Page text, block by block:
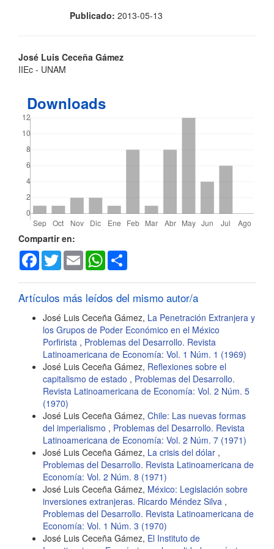
Publicado: 2013-05-13
Contenido
del
artículo
José Luis Ceceña Gámez
IIEc - UNAM
Downloads
Detalles
del
artículo
Compartir en:
Facebook
TwitterEmail WhatsApp
Artículos más leídos del mismo autor/a
José Luis Ceceña Gámez, La Penetración Extranjera y
los Grupos de Poder Económico en el México
Porfirista , Problemas del Desarrollo. Revista
Latinoamericana de Economía: Vol. 1 Núm. 1 (1969)
José Luis Ceceña Gámez, Reflexiones sobre el
capitalismo de estado , Problemas del Desarrollo.
Revista Latinoamericana de Economía: Vol. 2 Núm. 5
(1970)
José Luis Ceceña Gámez, Chile: Las nuevas formas
del imperialismo , Problemas del Desarrollo. Revista
Latinoamericana de Economía: Vol. 2 Núm. 7 (1971)
José Luis Ceceña Gámez, La crisis del dólar ,
Problemas del Desarrollo. Revista Latinoamericana de
Economía: Vol. 2 Núm. 8 (1971)
José Luis Ceceña Gámez, México: Legislación sobre
inversiones extranjeras. Ricardo Méndez Silva ,
Problemas del Desarrollo. Revista Latinoamericana de
Economía: Vol. 1 Núm. 3 (1970)
José Luis Ceceña Gámez, El Instituto de